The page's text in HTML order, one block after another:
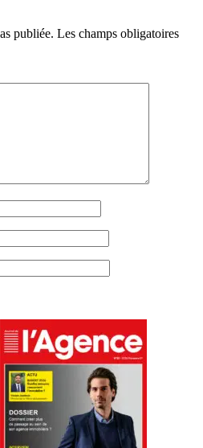
publiée. Les champs obligatoires